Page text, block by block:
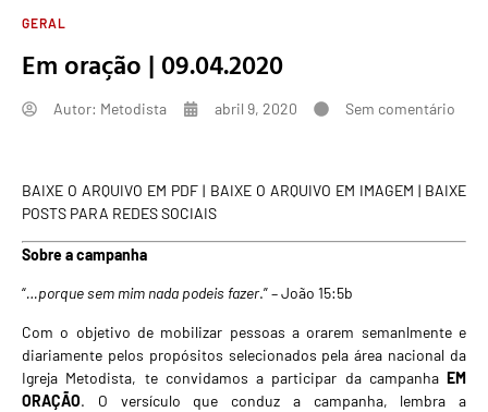
GERAL
Em oração | 09.04.2020
Autor: Metodista abril 9, 2020 Sem comentário
BAIXE O ARQUIVO EM PDF | BAIXE O ARQUIVO EM IMAGEM | BAIXE
POSTS PARA REDES SOCIAIS
Sobre a campanha
“…porque sem mim nada podeis fazer.” – João 15:5b
Com o objetivo de mobilizar pessoas a orarem semanlmente e
diariamente pelos propósitos selecionados pela área nacional da
Igreja Metodista, te convidamos a participar da campanha EM
ORAÇÃO. O versículo que conduz a campanha, lembra a